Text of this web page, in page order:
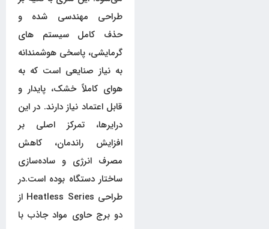
طراحی مهندسی شده و
حذف کامل سیستم های
گرمایشی، پاسخی هوشمندانه
به نیاز صنایعی است که به
هوای کاملاً خشک، پایدار و
قابل اعتماد نیاز دارند. در این
درایرها، تمرکز اصلی بر
افزایش راندمان، کاهش
مصرف انرژی و ساده‌سازی
ساختار دستگاه بوده است.در
طراحی Heatless Series از
دو برج حاوی مواد جاذب با